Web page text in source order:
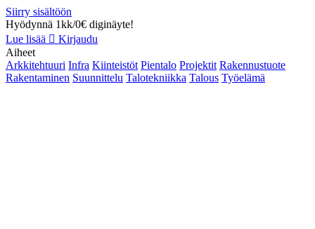
Siirry sisältöön
Hyödynnä 1kk/0€ diginäyte!
Lue lisää
Kirjaudu
Aiheet
Arkkitehtuuri Infra Kiinteistöt Pientalo Projektit Rakennustuote
Rakentaminen Suunnittelu Talotekniikka Talous Työelämä